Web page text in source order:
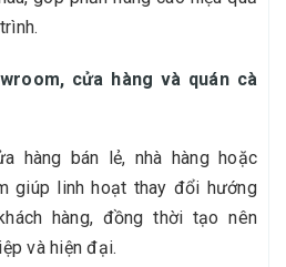
cửa hàng và quán cà
hàng bán lẻ, nhà hàng hoặc
giúp linh hoạt thay đổi hướng
hàng, đồng thời tạo nên
và hiện đại.